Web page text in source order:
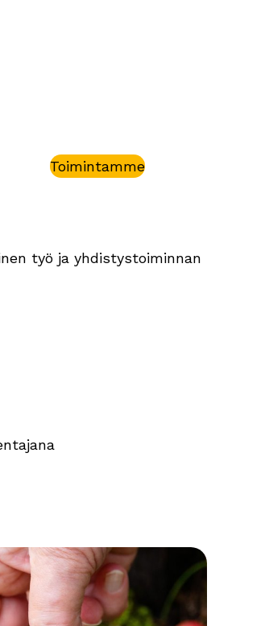
Toimintamme
työ ja yhdistystoiminnan